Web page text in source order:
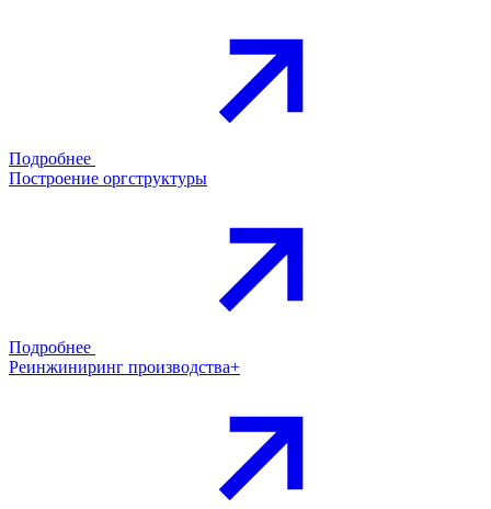
Подробнее
Построение оргструктуры
Подробнее
Реинжиниринг производства+